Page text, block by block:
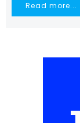
Read more...